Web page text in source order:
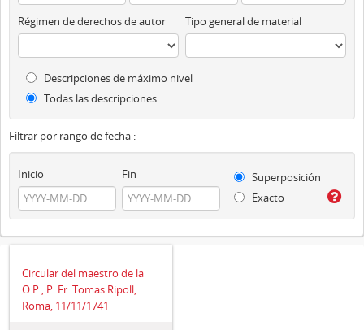
Régimen de derechos de autor Tipo general de material
Descripciones de máximo nivel
Todas las descripciones
Filtrar por rango de fecha :
Inicio Fin
Superposición
Exacto
Circular del maestro de la
O.P., P. Fr. Tomas Ripoll,
Roma, 11/11/1741